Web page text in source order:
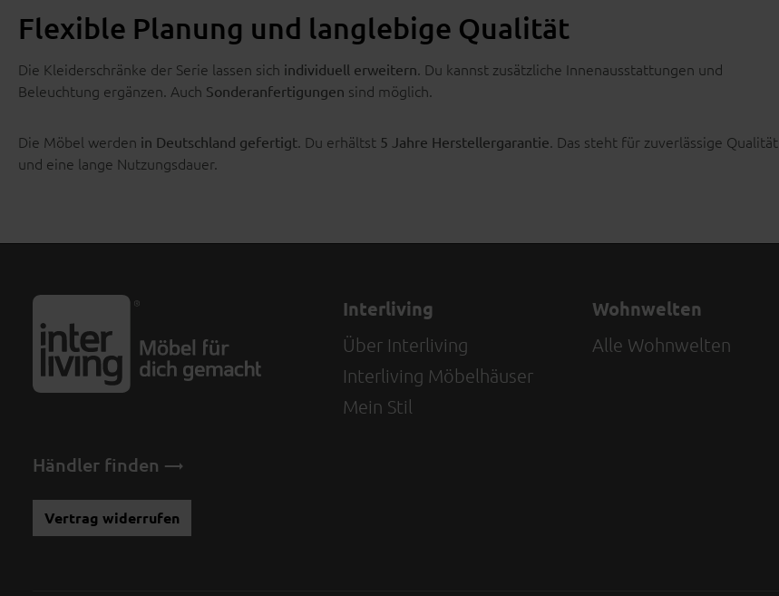
Flexible Planung und langlebige Qualität
Die Kleiderschränke der Serie lassen sich individuell erweitern. Du kannst zusätzliche Innenausstattungen und
Beleuchtung ergänzen. Auch Sonderanfertigungen sind möglich.
Die Möbel werden in Deutschland gefertigt. Du erhältst 5 Jahre Herstellergarantie. Das steht für zuverlässige Qualität
und eine lange Nutzungsdauer.
Händler finden
Vertrag widerrufen
Interliving
Über Interliving
Interliving Möbelhäuser
Mein Stil
Wohnwelten
Alle Wohnwelten